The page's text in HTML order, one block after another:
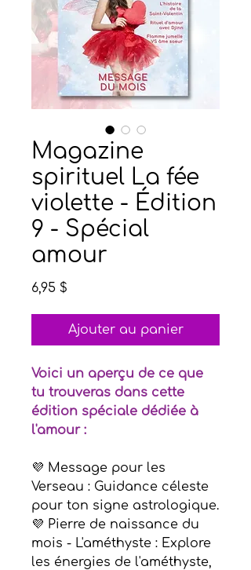
Magazine
spirituel La fée
violette - Édition
9 - Spécial
amour
6,95 $
Ajouter au panier
Voici un aperçu de ce que
tu trouveras dans cette
édition spéciale dédiée à
l'amour :
💜 Message pour les
Verseau : Guidance céleste
pour ton signe astrologique.
💜 Pierre de naissance du
mois - L'améthyste : Explore
les énergies de l'améthyste,